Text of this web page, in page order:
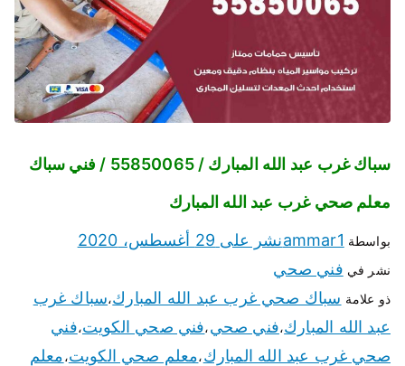
سباك غرب عبد الله المبارك / 55850065 / فني سباك
معلم صحي غرب عبد الله المبارك
بواسطة ammar1نشر على 29 أغسطس، 2020
نشر في فني صحي
ذو علامة سباك صحي غرب عبد الله المبارك،سباك غرب
عبد الله المبارك،فني صحي،فني صحي الكويت،فني
صحي غرب عبد الله المبارك،معلم صحي الكويت،معلم